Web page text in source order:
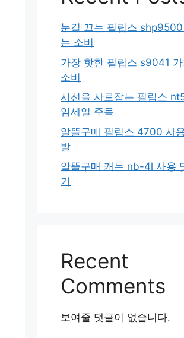
눈길 끄는 필립스 shp9500
는 소비
가장 핫한 필립스 s9041
소비
시선을 사로잡는 필립스
임세일 주목
알뜰구매 필립스 4700 사
발
알뜰구매 캐논 nb-4l 사용
기
Recent
Comments
보여줄 댓글이 없습니다.